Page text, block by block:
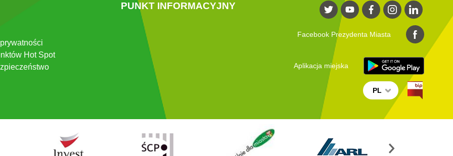
Hot Spot
PUNKT INFORMACYJNY
Facebook Prezydenta Miasta
Aplikacja miejska
PL